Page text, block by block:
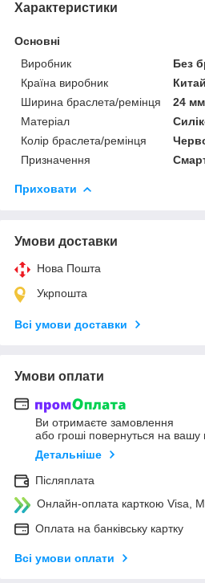
Характеристики
Основні
Виробник
Без
Країна виробник
Китай
Ширина браслета/ремінця
24 мм
Матеріал
Колір браслета/ремінця
Призначення
Приховати
Умови доставки
Нова Пошта
Укрпошта
Всі умови доставки
Умови оплати
Ви отримаєте замовлення
або гроші повернуться на вашу
Детальніше
Післяплата
Онлайн-оплата карткою Visa,
Оплата на банківську картку
Всі умови оплати